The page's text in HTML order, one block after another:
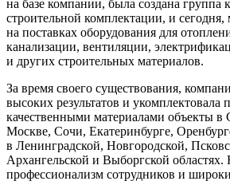
на базе компании, была создана группа
строительной комплектации, и
на поставках оборудования для
канализации, вентиляции,
и других строительных материалов.
За время своего существования,
высоких результатов и
качественными материалами объекты в
Москве, Сочи, Екатеринбурге,
в Ленинградской, Новгородской,
Архангельской и Выборгской
профессионализм сотрудников и